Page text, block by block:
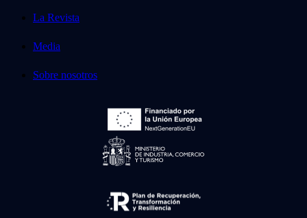
La Revista
Media
Sobre nosotros